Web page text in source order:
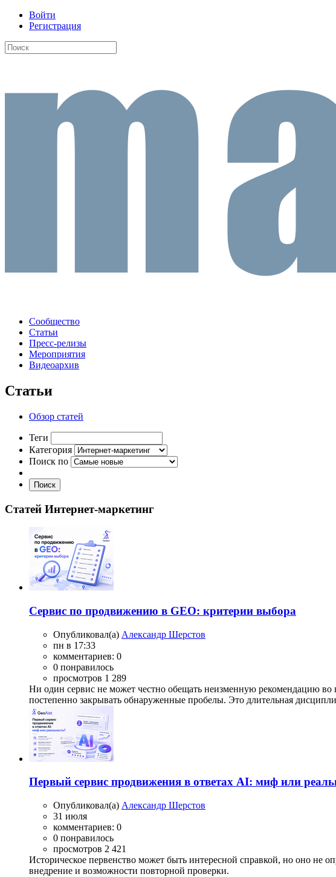
Войти
Регистрация
Сообщество
Статьи
Пресс-релизы
Мероприятия
Видеоархив
Статьи
Обзор статей
Теги
Категория
Поиск по
Поиск
Статей Интернет-маркетинг
Сервис по продвижению в GEO: критерии выбора
Опубликовал(а) Александр Шерстов
пн в 17:33
комментариев: 0
0 понравилось
просмотров 1 289
Ни один сервис не может честно обещать неизменную рекомендацию во
постепенно закрывать обнаруженные пробелы. Это длительная
Первый сервис продвижения в ответах AI: миф или
Опубликовал(а) Александр Шерстов
31 июля
комментариев: 0
0 понравилось
просмотров 2 421
Историческое первенство может быть интересной справкой, но оно не
внедрение и возможности повторной проверки.